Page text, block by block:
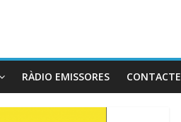
RÀDIO EMISSORES CONTACTE